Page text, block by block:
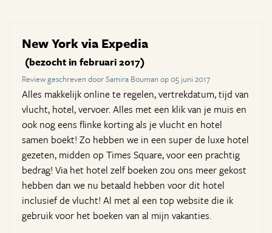
New York via Expedia
(bezocht in februari 2017)
Review geschreven door Samira Bouman op 05 juni 2017
Alles makkelijk online te regelen, vertrekdatum, tijd van
vlucht, hotel, vervoer. Alles met een klik van je muis en
ook nog eens flinke korting als je vlucht en hotel
samen boekt! Zo hebben we in een super de luxe hotel
gezeten, midden op Times Square, voor een prachtig
bedrag! Via het hotel zelf boeken zou ons meer gekost
hebben dan we nu betaald hebben voor dit hotel
inclusief de vlucht! Al met al een top website die ik
gebruik voor het boeken van al mijn vakanties.